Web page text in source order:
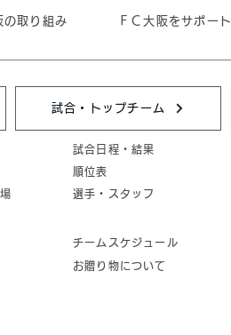
の取り組み ＦＣ大阪をサポート
試合・トップチーム
試合日程・結果
順位表
選手・スタッフ
チームスケジュール
お贈り物について